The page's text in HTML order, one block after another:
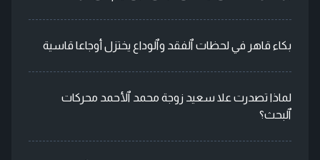
بكاء قاهر في لحظات ٱلفقد وٱلوداع يختزل أوجاعا قاسية
لماذا تصدرت علا سعيد زوجة محمد ٱلأحمد محركات
ٱلبحث؟